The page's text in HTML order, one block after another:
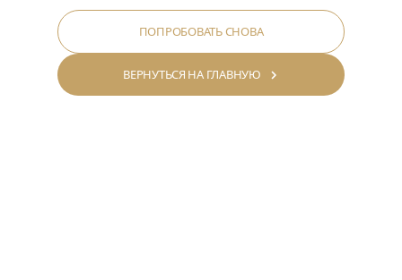
ПОПРОБОВАТЬ СНОВА
ВЕРНУТЬСЯ НА ГЛАВНУЮ